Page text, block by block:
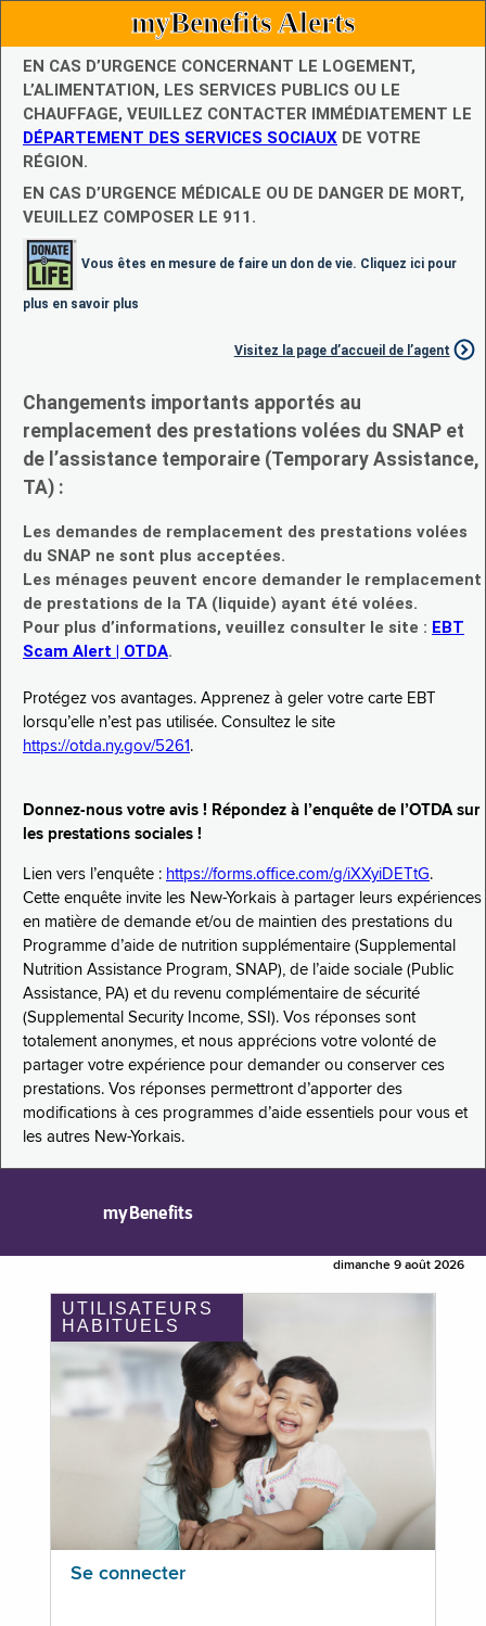
myBenefits Alerts
EN CAS D’URGENCE CONCERNANT LE LOGEMENT,
L’ALIMENTATION, LES SERVICES PUBLICS OU LE
CHAUFFAGE, VEUILLEZ CONTACTER IMMÉDIATEMENT LE
DÉPARTEMENT DES SERVICES SOCIAUX DE VOTRE
RÉGION.
EN CAS D’URGENCE MÉDICALE OU DE DANGER DE MORT,
VEUILLEZ COMPOSER LE 911.
Vous êtes en mesure de faire un don de vie. Cliquez ici pour
plus en savoir plus
Visitez la page d’accueil de l’agent
Changements importants apportés au
remplacement des prestations volées du SNAP et
de l’assistance temporaire (Temporary Assistance,
TA) :
Les demandes de remplacement des prestations volées
du SNAP ne sont plus acceptées.
Les ménages peuvent encore demander le remplacement
de prestations de la TA (liquide) ayant été volées.
Pour plus d’informations, veuillez consulter le site : EBT
Scam Alert | OTDA.
Protégez vos avantages. Apprenez à geler votre carte EBT
lorsqu’elle n’est pas utilisée. Consultez le site
https://otda.ny.gov/5261 .
Donnez-nous votre avis ! Répondez à l’enquête de l’OTDA sur
les prestations sociales !
Lien vers l’enquête : https://forms.office.com/g/iXXyiDETtG.
Cette enquête invite les New-Yorkais à partager leurs expériences
en matière de demande et/ou de maintien des prestations du
Programme d’aide de nutrition supplémentaire (Supplemental
Nutrition Assistance Program, SNAP), de l’aide sociale (Public
Assistance, PA) et du revenu complémentaire de sécurité
(Supplemental Security Income, SSI). Vos réponses sont
totalement anonymes, et nous apprécions votre volonté de
partager votre expérience pour demander ou conserver ces
prestations. Vos réponses permettront d’apporter des
modifications à ces programmes d’aide essentiels pour vous et
les autres New-Yorkais.
myBenefits
dimanche 9 août 2026
UTILISATEURS
HABITUELS
Se connecter